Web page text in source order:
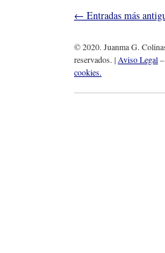
← Entradas más
© 2020. Juanma G.
reservados. | Aviso Legal–
cookies.